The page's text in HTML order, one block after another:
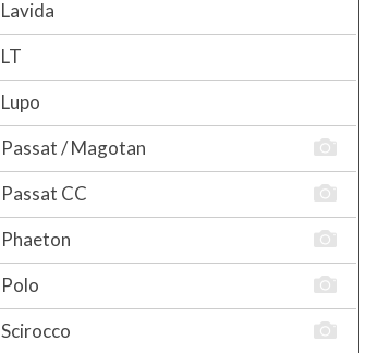
Lavida
LT
Lupo
Passat / Magotan
Passat CC
Phaeton
Polo
Scirocco